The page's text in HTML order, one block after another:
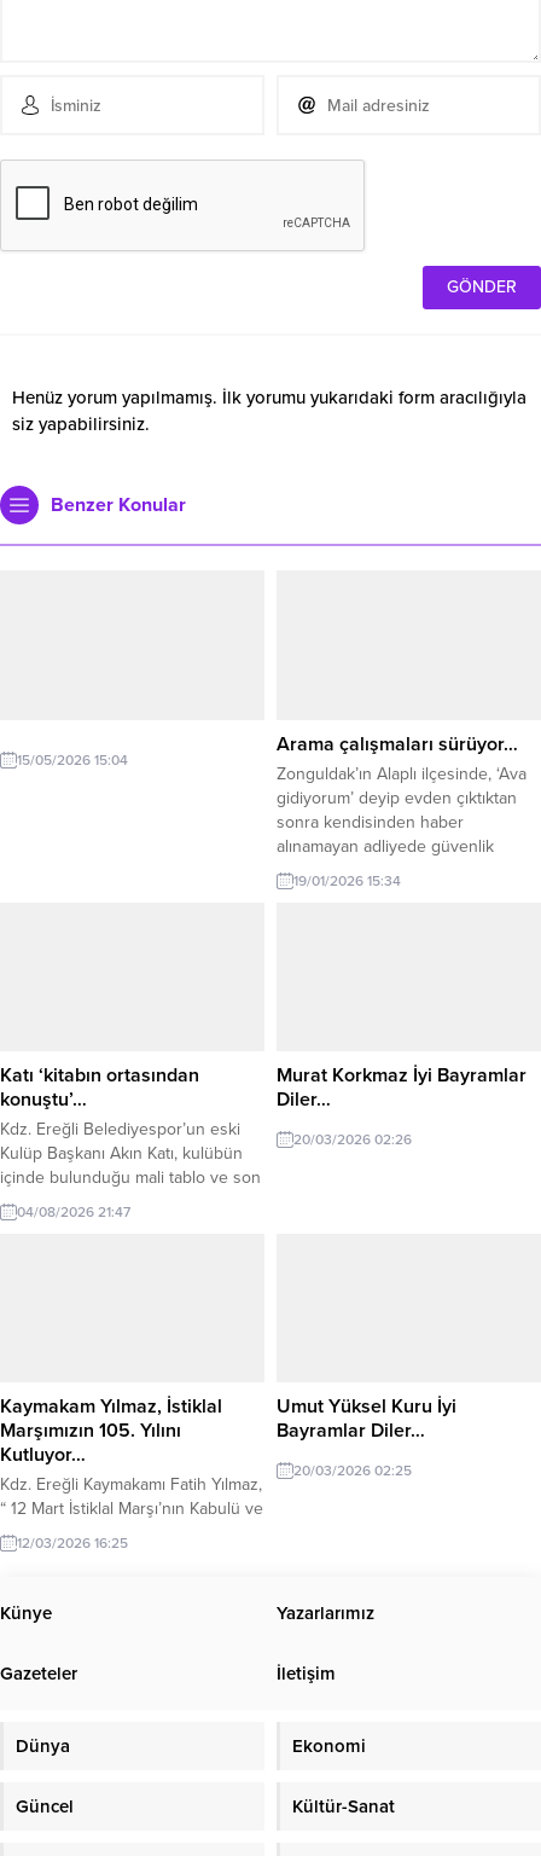
Henüz yorum yapılmamış. İlk yorumu yukarıdaki form aracılığıyla
siz yapabilirsiniz.
Benzer Konular
15/05/2026 15:04
Arama çalışmaları sürüyor…
Zonguldak’ın Alaplı ilçesinde, ‘Ava
gidiyorum’ deyip evden çıktıktan
sonra kendisinden haber
alınamayan adliyede güvenlik
görevlisi Mustafa Uçar’ı (31) arama
çalışmaları 2’nci gününde sürüyor.
İhbar...
19/01/2026 15:34
Katı ‘kitabın ortasından
konuştu’…
Kdz. Ereğli Belediyespor’un eski
Kulüp Başkanı Akın Katı, kulübün
içinde bulunduğu mali tablo ve son
toplantıda yaşananlarla ilgili sert
açıklamalarda bulundu. Katı,
04/08/2026 21:47
Murat Korkmaz İyi Bayramlar
Diler…
20/03/2026 02:26
Kaymakam Yılmaz, İstiklal
Marşımızın 105. Yılını
Kutluyor…
Kdz. Ereğli Kaymakamı Fatih Yılmaz,
“ 12 Mart İstiklal Marşı’nın Kabulü ve
Mehmet Akif ERSOY’ u Anma Günü
” dolayısıyla mesaj yayınladı.
şekilde: “Milli mücadele yıllarının en
ateşli olduğu dönemde milletimizi
beraberliğimizi pekiştirecek bir milli
12/03/2026 16:25
Umut Yüksel Kuru İyi
Bayramlar Diler…
20/03/2026 02:25
Künye Yazarlarımız
Gazeteler İletişim
Dünya Ekonomi
Güncel Kültür-Sanat